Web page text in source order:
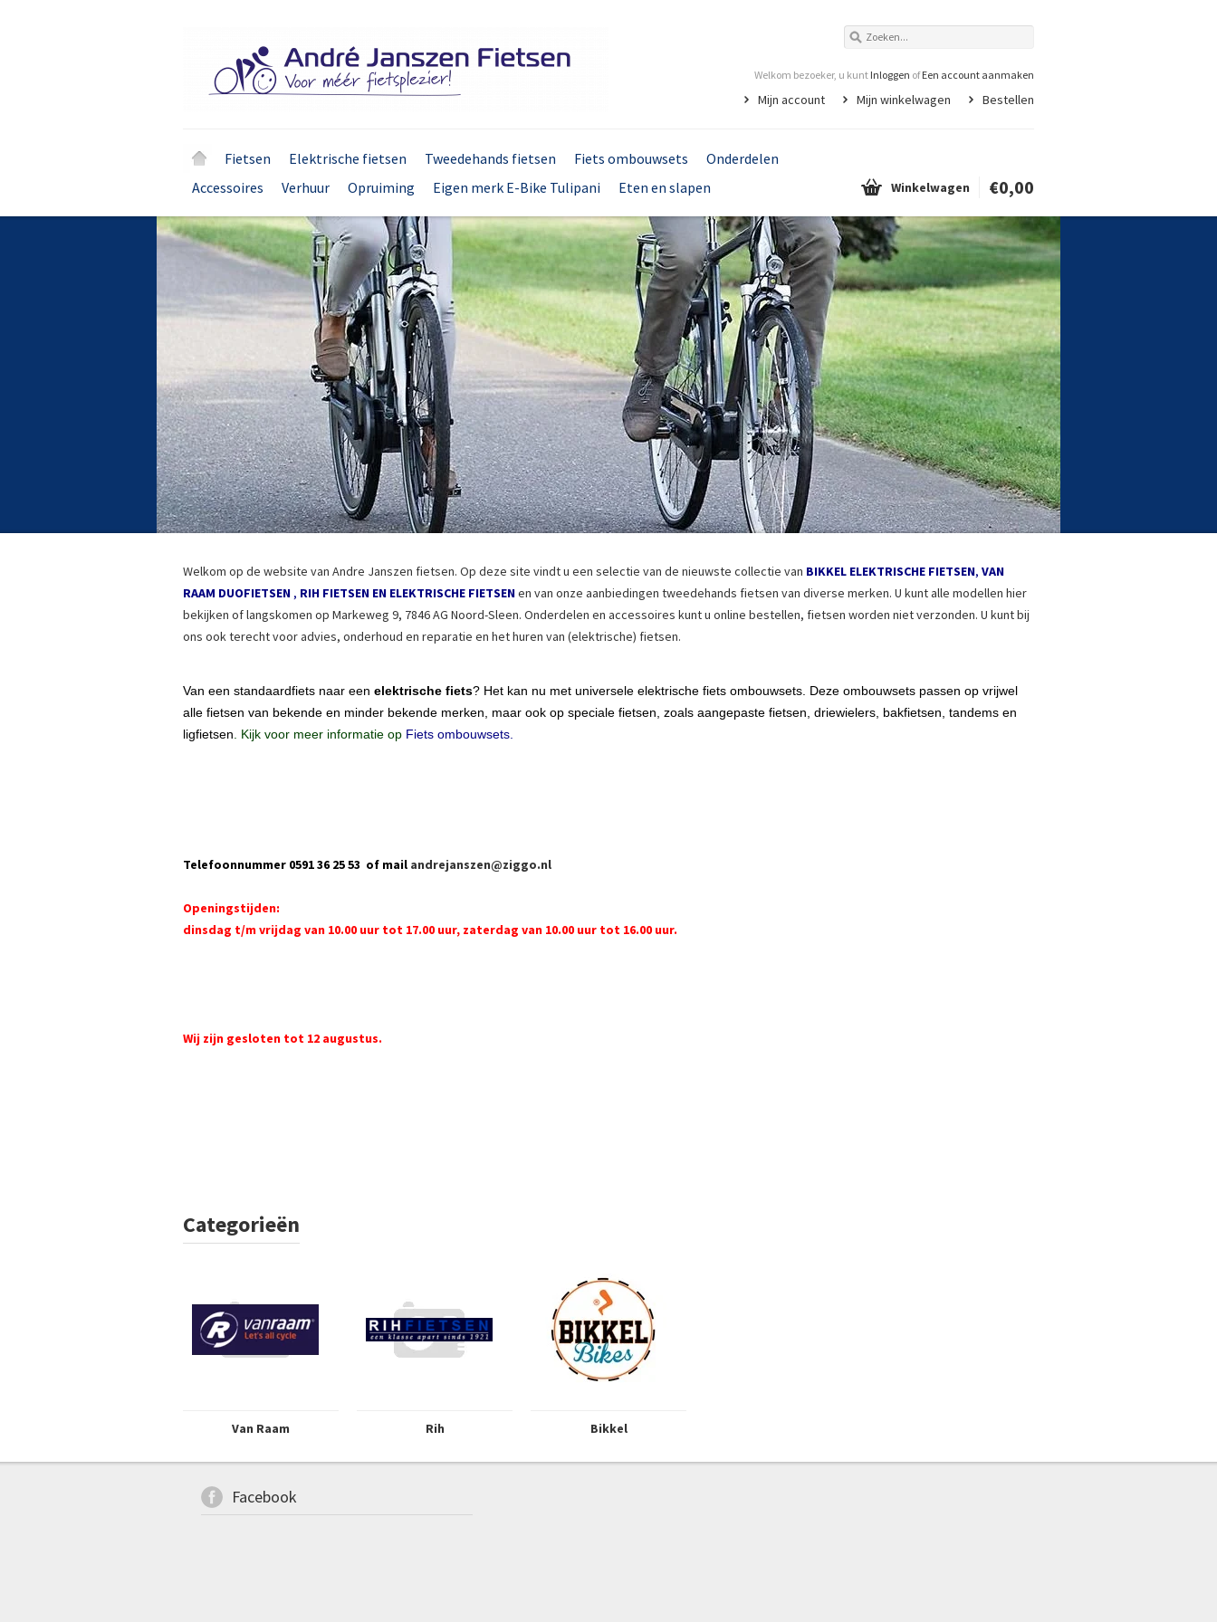
Welkom bezoeker, u kunt Inloggen ofEen account aanmaken
Mijn account Mijn winkelwagen Bestellen
Fietsen Elektrische fietsen Tweedehands fietsen Fiets ombouwsets
Onderdelen
Accessoires
Verhuur Opruiming Eigen merk E-Bike Tulipani Eten en slapen Winkelwagen €0,00
Welkom op de website van Andre Janszen fietsen. Op deze site vindt u een selectie van de nieuwste collectie van BIKKEL ELEKTRISCHE FIETSEN, VAN
RAAM DUOFIETSEN , RIH FIETSEN EN ELEKTRISCHE FIETSENen van onze aanbiedingen tweedehands fietsen van diverse merken. U kunt alle modellen hier
bekijken of langskomen op Markeweg 9, 7846 AG Noord-Sleen. Onderdelen en accessoires kunt u online bestellen, fietsen worden niet verzonden. U kunt bij
ons ook terecht voor advies, onderhoud en reparatie en het huren van (elektrische) fietsen.
Van een standaardfiets naar een elektrische fiets? Het kan nu met universele elektrische fiets ombouwsets. Deze ombouwsets passen op vrijwel
alle fietsen van bekende en minder bekende merken, maar ook op speciale fietsen, zoals aangepaste fietsen, driewielers, bakfietsen, tandems en
ligfietsen . Kijk voor meer informatie op Fiets ombouwsets.
Telefoonnummer 0591 36 25 53 of mail andrejanszen@ziggo.nl
Openingstijden:
dinsdag t/m vrijdag van 10.00 uur tot 17.00 uur, zaterdag van 10.00 uur tot 16.00 uur.
Wij zijn gesloten tot 12 augustus.
Categorieën
Van Raam Rih Bikkel
Facebook